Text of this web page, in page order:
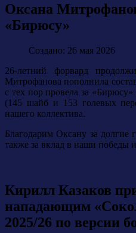
Оксана
«Бирюсу»
Создано: 26 мая 2026
26-летний форвард
Митрофанова пополнила
с тех пор провела за
(145 шайб и 153 голевых
нашего коллектива.
Благодарим Оксану за долгие
также за вклад в наши победы
Кирилл Казаков
нападающим
2025/26 по версии